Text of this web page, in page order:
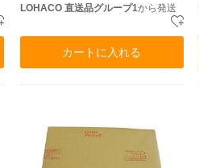
LOHACO 直送品グループ1から発送
カートに入れる